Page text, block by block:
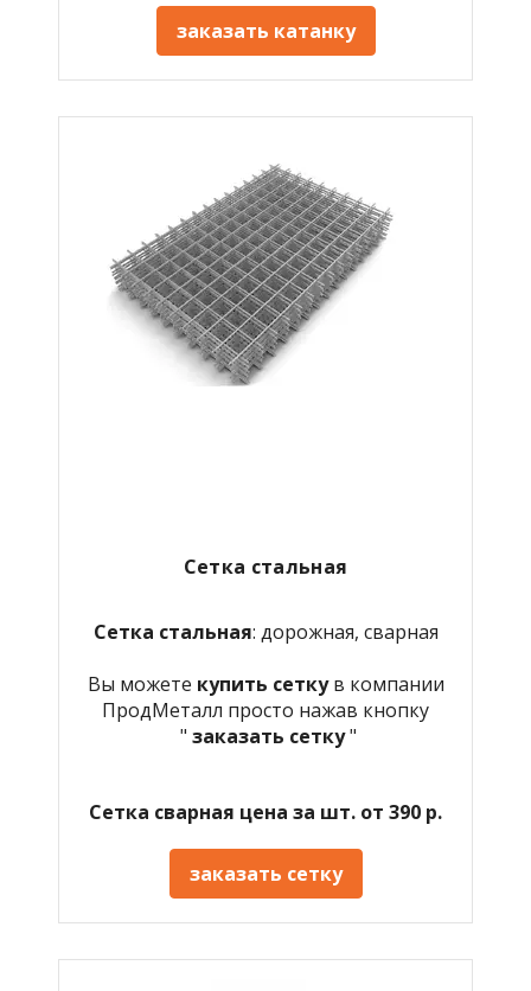
заказать катанку
Сетка стальная
Сетка стальная: дорожная, сварная
Вы можете купить сеткув компании
ПродМеталл просто нажав кнопку
" заказать сетку"
Сетка сварная цена за шт. от 390 р.
заказать сетку